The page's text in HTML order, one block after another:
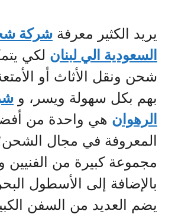
يريد الكثير معرفة شركة
السعودية الي لبنان لكي
شحن ونقل الأثاث أو
بهم بكل سهولة ويسر، و
الرهوان هي واحدة من
المعروفة في مجال
مجموعة كبيرة من الفنيين
بالإضافة إلى الأسطول
يضم العديد من السفن